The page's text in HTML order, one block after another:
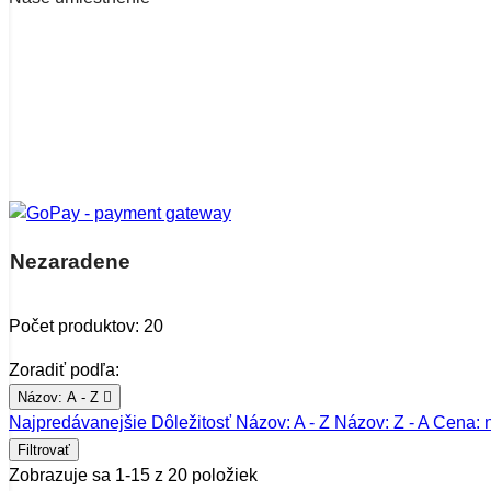
Nezaradene
Počet produktov: 20
Zoradiť podľa:
Názov: A - Z 
Najpredávanejšie Dôležitosť Názov: A - Z Názov: Z - ACena:
Filtrovať
Zobrazuje sa 1-15 z 20 položiek